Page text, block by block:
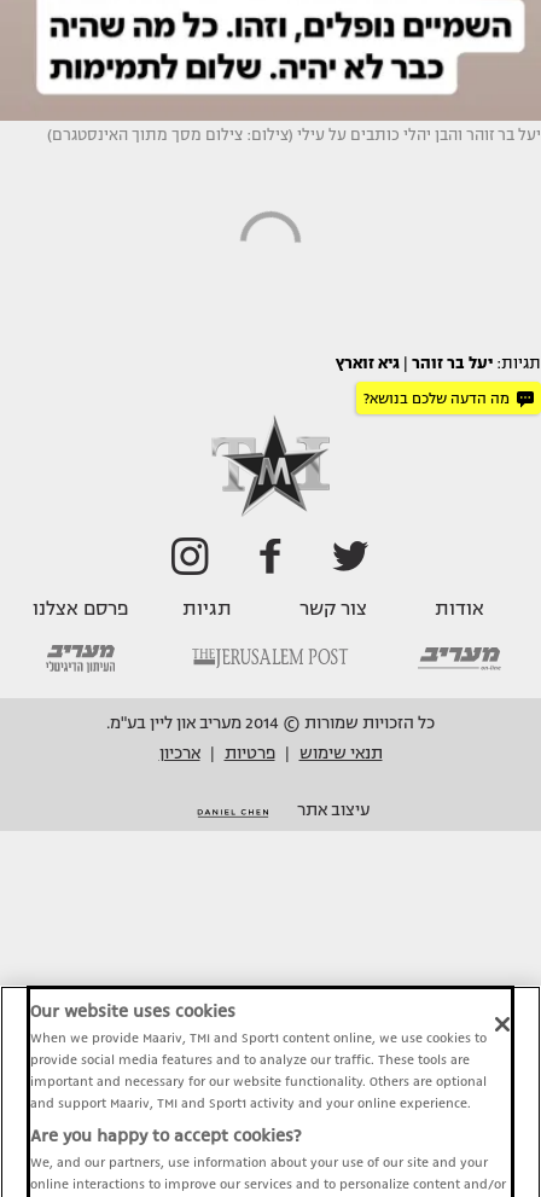
יעל בר זוהר והבן יהלי כותבים על עילי (צילום: צילום מסך מתוך האינסטגרם)
תגיות: יעל בר זוהר גיא זוארץ
מה הדעה שלכם בנושא?
אודות צור קשר תגיות פרסם אצלנו
כל הזכויות שמורות © 2014 מעריב און ליין בע"מ.
תנאי שימוש
פרטיות ארכיון
עיצוב אתר
Our website uses cookies
When we provide Maariv, TMI and Sport1 content online, we use cookies to
provide social media features and to analyze our traffic. These tools are
important and necessary for our website functionality. Others are optional
and support Maariv, TMI and Sport1 activity and your online experience.
Are you happy to accept cookies?
We, and our partners, use information about your use of our site and your
online interactions to improve our services and to personalize content and/or